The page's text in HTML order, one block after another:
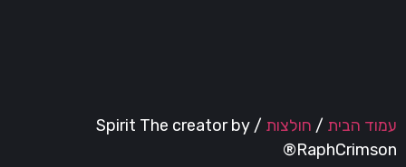
הבית/ חולצות
/ Spirit The creator by